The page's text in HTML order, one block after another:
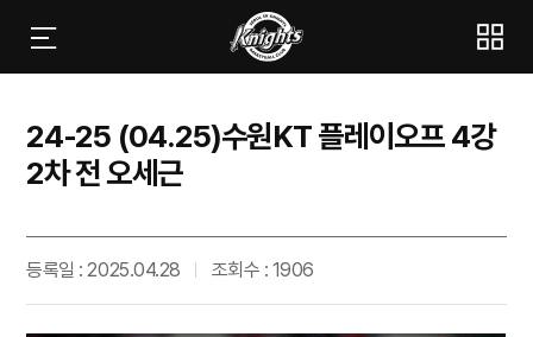
24-25 (04.25)수원KT 플레이오프 4강
2차 전 오세근
등록일 : 2025.04.28 조회수 : 1906